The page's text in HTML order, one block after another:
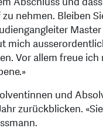
nehmen. Bleiben
mich
Vor allem freue
und
zurückblicken.